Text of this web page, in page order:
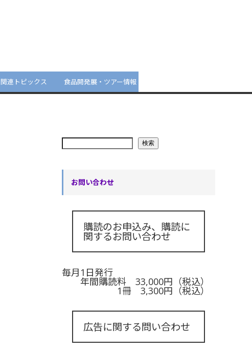
関連トピックス 食品開発展・ツアー情報
検索
お問い合わせ
購読のお申込み、購読に
関するお問い合わせ
毎月1日発行
年間購読料 33,000円（税込）
1冊 3,300円（税込）
広告に関する問い合わせ